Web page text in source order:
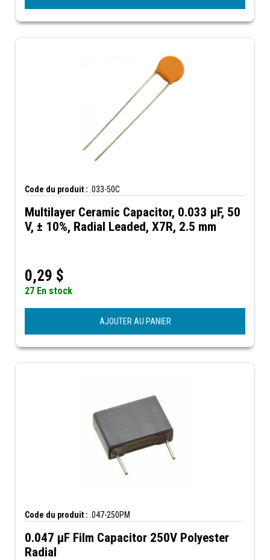
Code du produit : .033-50C
Multilayer Ceramic Capacitor, 0.033 µF, 50
V, ± 10%, Radial Leaded, X7R, 2.5 mm
0,29 $
27 En stock
AJOUTER AU PANIER
Code du produit : .047-250PM
0.047 µF Film Capacitor 250V Polyester
Radial